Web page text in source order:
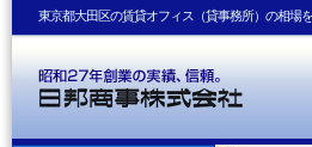
東京都大田区の賃貸オフィス（貸事務所）の相場